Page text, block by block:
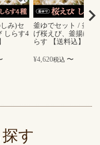
み)セ
しらす4
釜ゆでセット / 釜揚
げ桜えび、釜揚げし
らす 【送料込】
¥4,620税込 〜
す